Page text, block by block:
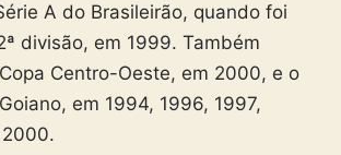
A do Brasileirão, quando foi
divisão, em 1999. Também
Centro-Oeste, em 2000, e o
em 1994, 1996, 1997,